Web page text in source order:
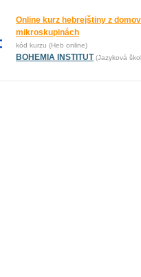
Online kurz hebrejštiny z
mikroskupinách
kód kurzu (Heb online)
BOHEMIA INSTITUT (Jazyková